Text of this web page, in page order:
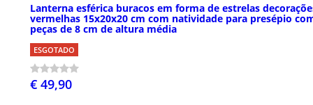
Lanterna esférica buracos em forma de estrelas
vermelhas 15x20x20 cm com natividade para presépio
peças de 8 cm de altura média
ESGOTADO
€ 49,90